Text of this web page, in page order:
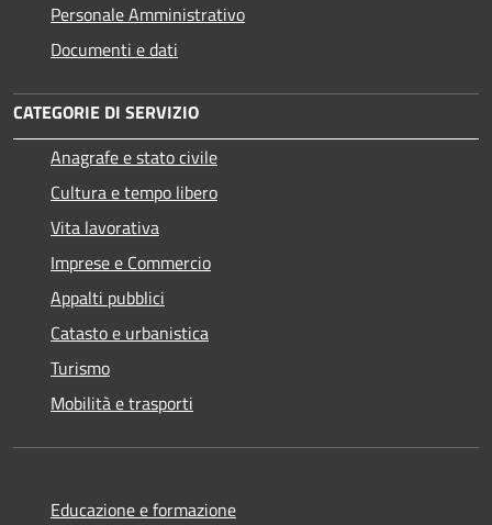
Personale Amministrativo
Documenti e dati
CATEGORIE DI SERVIZIO
Anagrafe e stato civile
Cultura e tempo libero
Vita lavorativa
Imprese e Commercio
Appalti pubblici
Catasto e urbanistica
Turismo
Mobilità e trasporti
Educazione e formazione